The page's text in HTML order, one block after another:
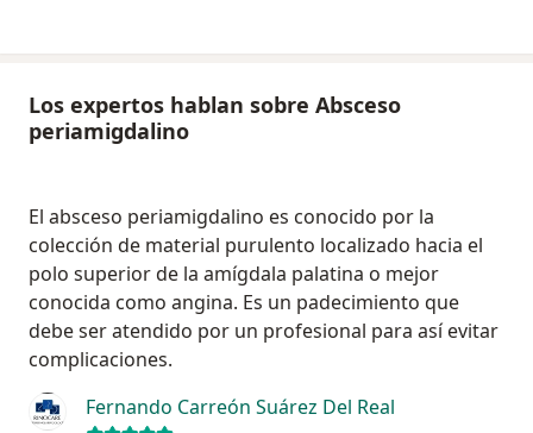
Los expertos hablan sobre Absceso
periamigdalino
El absceso periamigdalino es conocido por la
colección de material purulento localizado hacia el
polo superior de la amígdala palatina o mejor
conocida como angina. Es un padecimiento que
debe ser atendido por un profesional para así evitar
complicaciones.
Fernando Carreón Suárez Del Real